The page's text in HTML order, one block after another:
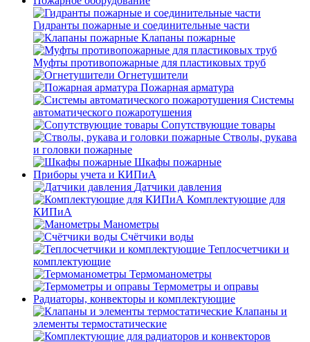
Гидранты пожарные и соединительные части
Клапаны пожарные
Муфты противопожарные для пластиковых труб
Огнетушители
Пожарная арматура
Системы
автоматического пожаротушения
Сопутствующие товары
Стволы, рукава
и головки пожарные
Шкафы пожарные
Приборы учета и КИПиА
Датчики давления
Комплектующие для
КИПиА
Манометры
Счётчики воды
Теплосчетчики и
комплектующие
Термоманометры
Термометры и оправы
Радиаторы, конвекторы и комплектующие
Клапаны и
элементы термостатические